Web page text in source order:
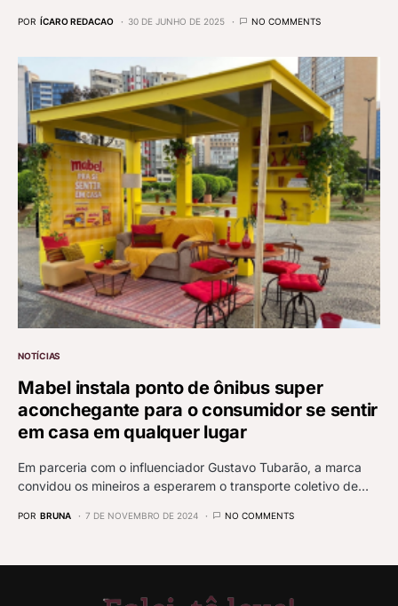
POR ÍCARO REDACAO 30 DE JUNHO DE 2025 NO COMMENTS
NOTÍCIAS
Mabel instala ponto de ônibus super
aconchegante para o consumidor se sentir
em casa em qualquer lugar
Em parceria com o influenciador Gustavo Tubarão, a marca
convidou os mineiros a esperarem o transporte coletivo de…
POR BRUNA 7 DE NOVEMBRO DE 2024 NO COMMENTS